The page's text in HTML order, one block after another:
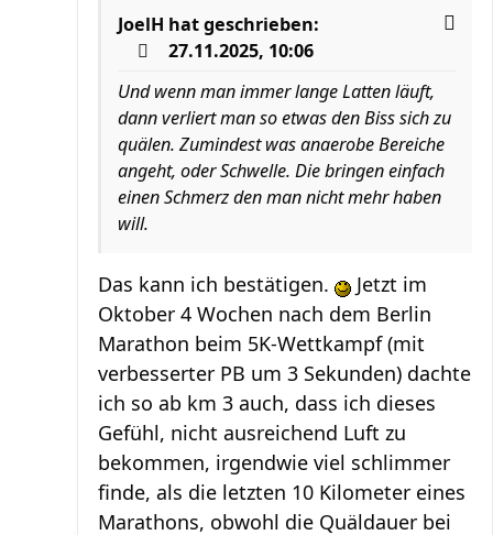
JoelH hat geschrieben:
27.11.2025, 10:06
Und wenn man immer lange Latten läuft,
dann verliert man so etwas den Biss sich zu
quälen. Zumindest was anaerobe Bereiche
angeht, oder Schwelle. Die bringen einfach
einen Schmerz den man nicht mehr haben
will.
Das kann ich bestätigen.
Jetzt im
Oktober 4 Wochen nach dem Berlin
Marathon beim 5K-Wettkampf (mit
verbesserter PB um 3 Sekunden) dachte
ich so ab km 3 auch, dass ich dieses
Gefühl, nicht ausreichend Luft zu
bekommen, irgendwie viel schlimmer
finde, als die letzten 10 Kilometer eines
Marathons, obwohl die Quäldauer bei